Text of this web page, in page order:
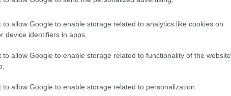
to allow Google to enable storage related to analytics like cookies on
device identifiers in apps.
to allow Google to enable storage related to functionality of the website
to allow Google to enable storage related to personalization.
Loaded